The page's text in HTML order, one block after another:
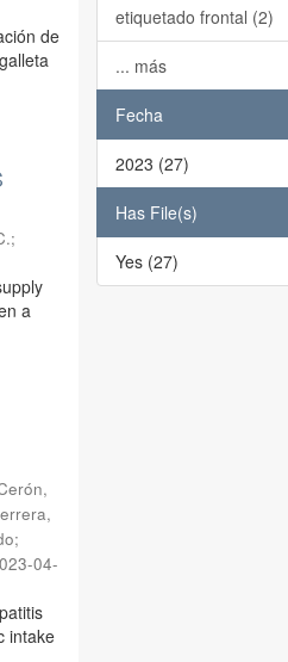
de
;
a
;
04-
intake
etiquetado frontal (2)
... más
Fecha
2023 (27)
Has File(s)
Yes (27)